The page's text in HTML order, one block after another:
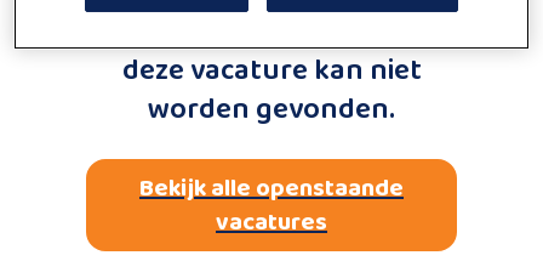
Helaas,
deze vacature kan niet
worden gevonden.
Bekijk alle openstaande
vacatures